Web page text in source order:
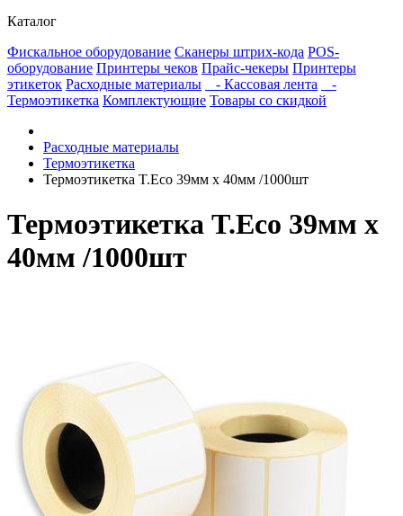
Каталог
Фискальное оборудование Сканеры штрих-кода POS-
оборудование Принтеры чеков Прайс-чекеры Принтеры
этикеток Расходные материалы - Кассовая лента
-
Термоэтикетка Комплектующие Товары со скидкой
Расходные материалы
Термоэтикетка
Термоэтикетка T.Eco 39мм х 40мм /1000шт
Термоэтикетка T.Eco 39мм х
40мм /1000шт